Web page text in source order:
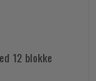
12 blokke